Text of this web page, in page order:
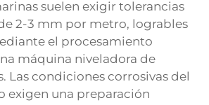
suelen exigir tolerancias
2-3 mm por metro, logrables
el procesamiento
máquina niveladora de
Las condiciones corrosivas del
exigen una preparación